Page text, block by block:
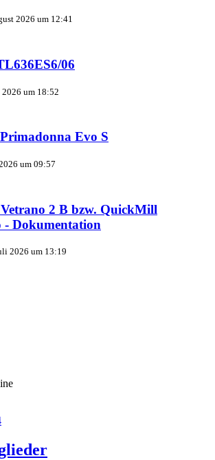
2026 um 12:41
06
2026 um 18:52
Evo S
um 09:57
2 B bzw. QuickMill
- Dokumentation
2026 um 13:19